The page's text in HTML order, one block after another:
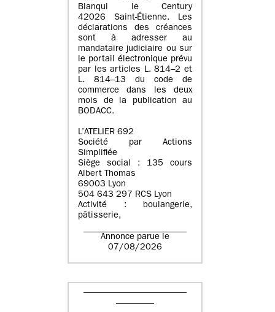
Blanqui le Century
42026 Saint-Étienne. Les
déclarations des créances
sont à adresser au
mandataire judiciaire ou sur
le portail électronique prévu
par les articles L. 814–2 et
L. 814–13 du code de
commerce dans les deux
mois de la publication au
BODACC.
L’ATELIER 692
Société par Actions
Simplifiée
Siège social : 135 cours
Albert Thomas
69003 Lyon
504 643 297 RCS Lyon
Activité : boulangerie,
pâtisserie,
Annonce parue le
07/08/2026